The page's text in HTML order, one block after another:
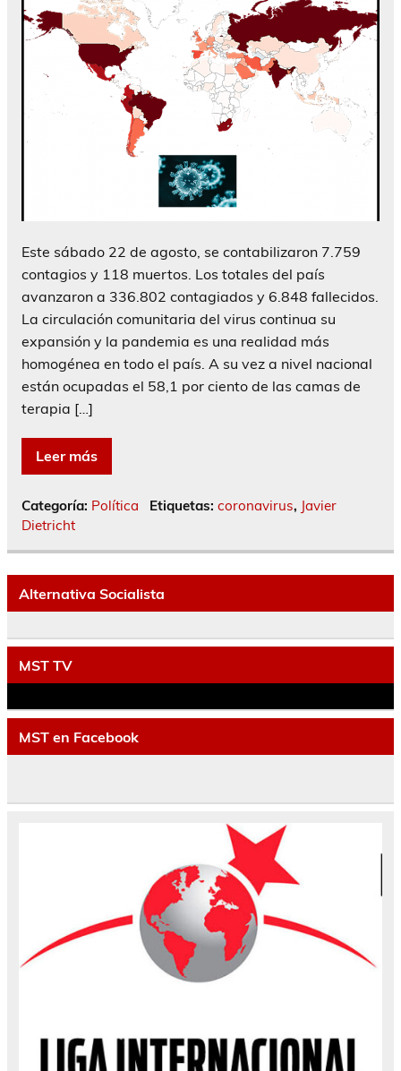
Este sábado 22 de agosto, se contabilizaron 7.759
contagios y 118 muertos. Los totales del país
avanzaron a 336.802 contagiados y 6.848 fallecidos.
La circulación comunitaria del virus continua su
expansión y la pandemia es una realidad más
homogénea en todo el país. A su vez a nivel nacional
están ocupadas el 58,1 por ciento de las camas de
terapia […]
Leer más
Categoría: Política Etiquetas: coronavirus, Javier
Dietricht
Alternativa Socialista
MST TV
MST en Facebook